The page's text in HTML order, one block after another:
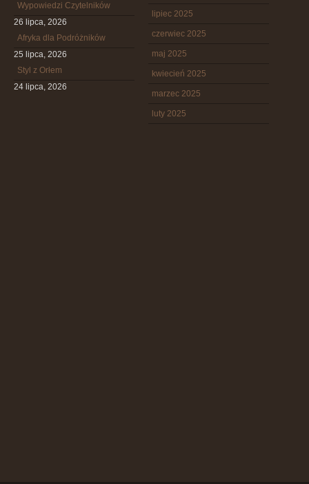
Wypowiedzi Czytelników
26 lipca, 2026
Afryka dla Podróżników
25 lipca, 2026
Styl z Orłem
24 lipca, 2026
lipiec 2025
czerwiec 2025
maj 2025
kwiecień 2025
marzec 2025
luty 2025